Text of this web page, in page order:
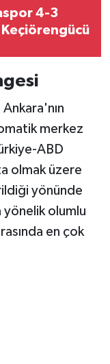
4-3
Ankara'nın
merkez
ABD
olmak üzere
yönünde
yönelik olumlu
en çok